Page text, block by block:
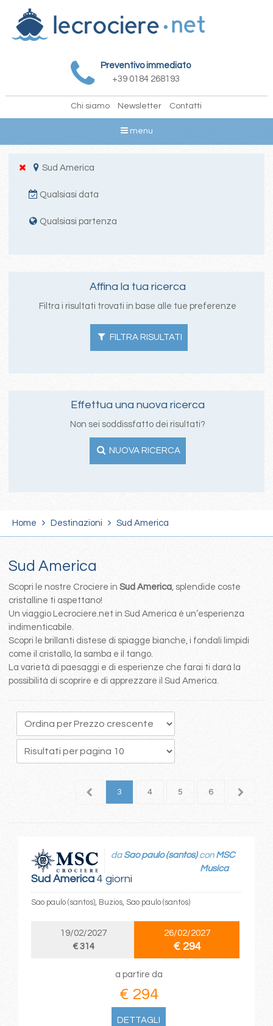
Preventivo immediato
+39 0184 268193
Chi siamo Newsletter Contatti
menu
Sud America
Qualsiasi data
Qualsiasi partenza
Affina la tua ricerca
Filtra i risultati trovati in base alle tue preferenze
FILTRA RISULTATI
Effettua una nuova ricerca
Non sei soddissfatto dei risultati?
NUOVA RICERCA
Home Destinazioni Sud America
Sud America
Scopri le nostre Crociere in Sud America, splendide coste
cristalline ti aspettano!
Un viaggio Lecrociere.net in Sud America è un’esperienza
indimenticabile.
Scopri le brillanti distese di spiagge bianche, i fondali limpidi
come il cristallo, la samba e il tango.
La varietà di paesaggi e di esperienze che farai ti darà la
possibilità di scoprire e di apprezzare il Sud America.
2 3 4 5 6 7
Sud America4 giorni
da Sao paulo (santos)con MSC
Musica
Sao paulo (santos), Buzios, Sao paulo (santos)
19/02/2027
€ 314
26/02/2027
€ 294
a partire da
€ 294
DETTAGLI